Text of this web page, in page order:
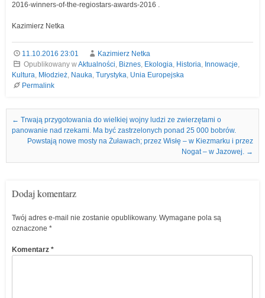
2016-winners-of-the-regiostars-awards-2016 .
Kazimierz Netka
11.10.2016 23:01
Kazimierz Netka
Opublikowany wAktualności, Biznes, Ekologia, Historia, Innowacje,
Kultura, Młodzież, Nauka, Turystyka, Unia Europejska
Permalink
Nawigacja we wpisach
← Trwają przygotowania do wielkiej wojny ludzi ze zwierzętami o
panowanie nad rzekami. Ma być zastrzelonych ponad 25 000 bobrów.
Powstają nowe mosty na Żuławach; przez Wisłę – w Kiezmarku i przez
Nogat – w Jazowej. →
Dodaj komentarz
Twój adres e-mail nie zostanie opublikowany. Wymagane pola są
oznaczone *
Komentarz *